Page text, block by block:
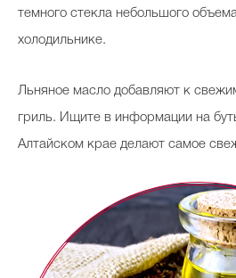
темного стекла небольшого
холодильнике.
Льняное масло добавляют к
гриль. Ищите в информации на
Алтайском крае делают самое